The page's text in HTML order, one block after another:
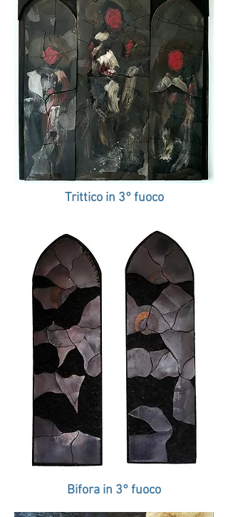
Trittico in 3° fuoco
Bifora in 3° fuoco